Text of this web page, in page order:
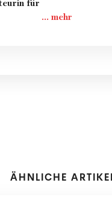
für
ÄHNLICHE